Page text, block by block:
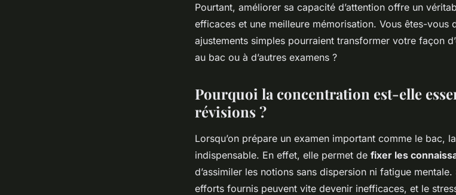
Pourtant, améliorer sa capacité d’attention offre un
efficaces et une meilleure mémorisation. Vous êtes-vous
ajustements simples pourraient transformer votre façon
au bac ou à d’autres examens ?
Pourquoi la concentration est-elle
révisions ?
Lorsqu’on prépare un examen important comme le bac,
indispensable. En effet, elle permet de fixer les
d’assimiler les notions sans dispersion ni fatigue
efforts fournis peuvent vite devenir inefficaces, et le